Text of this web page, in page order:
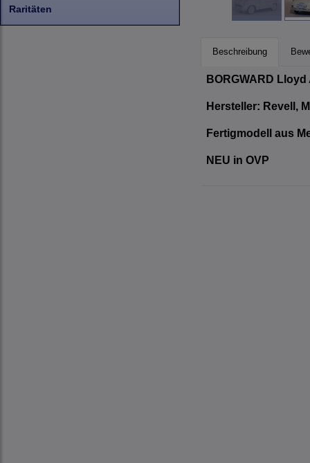
Raritäten
Beschreibung
BORGWARD
Hersteller: Revell,
Fertigmodell aus
NEU in OVP